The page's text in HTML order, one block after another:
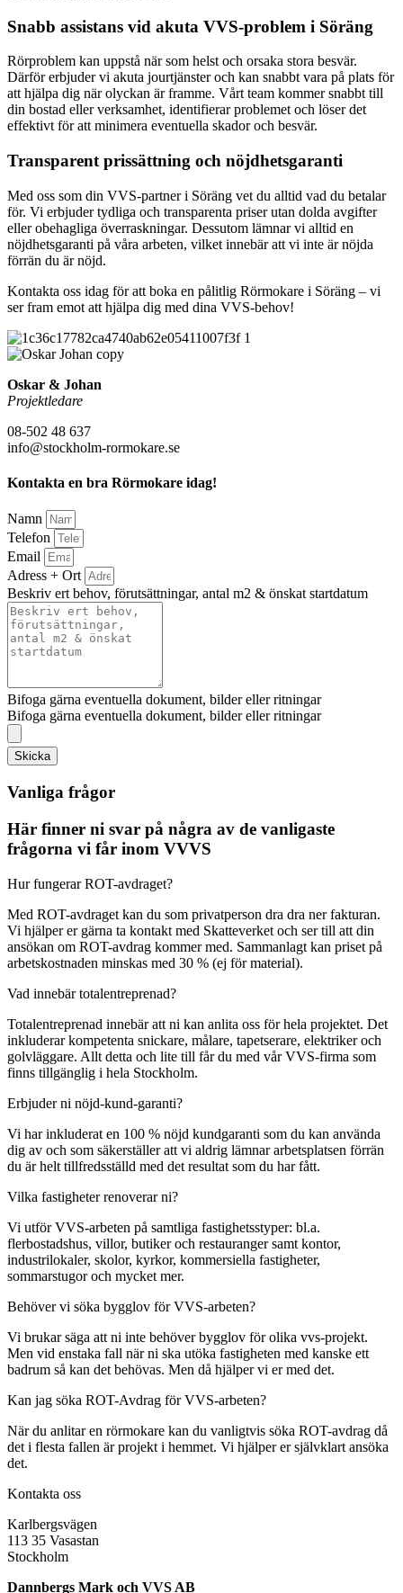
Snabb assistans vid akuta VVS-problem i Söräng
Rörproblem kan uppstå när som helst och orsaka stora besvär.
Därför erbjuder vi akuta jourtjänster och kan snabbt vara på plats för
att hjälpa dig när olyckan är framme. Vårt team kommer snabbt till
din bostad eller verksamhet, identifierar problemet och löser det
effektivt för att minimera eventuella skador och besvär.
Transparent prissättning och nöjdhetsgaranti
Med oss som din VVS-partner i Söräng vet du alltid vad du betalar
för. Vi erbjuder tydliga och transparenta priser utan dolda avgifter
eller obehagliga överraskningar. Dessutom lämnar vi alltid en
nöjdhetsgaranti på våra arbeten, vilket innebär att vi inte är nöjda
förrän du är nöjd.
Kontakta oss idag för att boka en pålitlig Rörmokare i Söräng – vi
ser fram emot att hjälpa dig med dina VVS-behov!
Oskar & Johan
Projektledare
08-502 48 637
info@stockholm-rormokare.se
Kontakta en bra Rörmokare idag!
Namn
Telefon
Email
Adress + Ort
Beskriv ert behov, förutsättningar, antal m2 & önskat startdatum
Bifoga gärna eventuella dokument, bilder eller ritningar
Bifoga gärna eventuella dokument, bilder eller ritningar
Skicka
Vanliga frågor
Här finner ni svar på några av de vanligaste
frågorna vi får inom VVVS
Hur fungerar ROT-avdraget?
Med ROT-avdraget kan du som privatperson dra dra ner fakturan.
Vi hjälper er gärna ta kontakt med Skatteverket och ser till att din
ansökan om ROT-avdrag kommer med. Sammanlagt kan priset på
arbetskostnaden minskas med 30 % (ej för material).
Vad innebär totalentreprenad?
Totalentreprenad innebär att ni kan anlita oss för hela projektet. Det
inkluderar kompetenta snickare, målare, tapetserare, elektriker och
golvläggare. Allt detta och lite till får du med vår VVS-firma som
finns tillgänglig i hela Stockholm.
Erbjuder ni nöjd-kund-garanti?
Vi har inkluderat en 100 % nöjd kundgaranti som du kan använda
dig av och som säkerställer att vi aldrig lämnar arbetsplatsen förrän
du är helt tillfredsställd med det resultat som du har fått.
Vilka fastigheter renoverar ni?
Vi utför VVS-arbeten på samtliga fastighetsstyper: bl.a.
flerbostadshus, villor, butiker och restauranger samt kontor,
industrilokaler, skolor, kyrkor, kommersiella fastigheter,
sommarstugor och mycket mer.
Behöver vi söka bygglov för VVS-arbeten?
Vi brukar säga att ni inte behöver bygglov för olika vvs-projekt.
Men vid enstaka fall när ni ska utöka fastigheten med kanske ett
badrum så kan det behövas. Men då hjälper vi er med det.
Kan jag söka ROT-Avdrag för VVS-arbeten?
När du anlitar en rörmokare kan du vanligtvis söka ROT-avdrag då
det i flesta fallen är projekt i hemmet. Vi hjälper er självklart ansöka
det.
Kontakta oss
Karlbergsvägen
113 35 Vasastan
Stockholm
Dannbergs Mark och VVS AB